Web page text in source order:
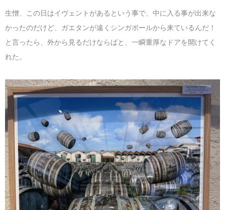
生憎、この日はイヴェントがあるという事で、中に入る事が出来な
かったのだけど、ガエタンが遠くシンガポールから来ているんだ！
と言ったら、外から見るだけならばと、一瞬重厚なドアを開けてく
れた。